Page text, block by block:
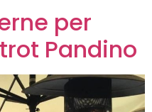
per
Pandino